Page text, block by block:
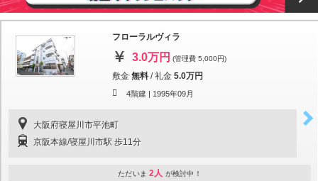
フローラルヴィラ
3.0万円 (管理費 5,000円)
敷金 無料 /礼金 5.0万円
4階建 | 1995年09月
大阪府寝屋川市平池町
京阪本線/寝屋川市駅 歩11分
ただいま 2人 が検討中！